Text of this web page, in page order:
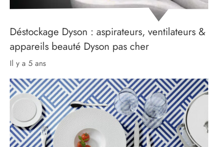
Déstockage Dyson : aspirateurs, ventilateurs &
appareils beauté Dyson pas cher
il y a 5 ans